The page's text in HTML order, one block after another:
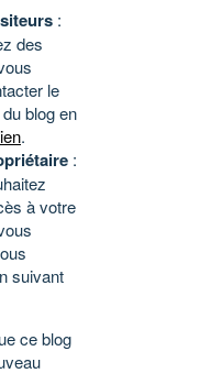
:
des
le
blog en
.
:
à votre
suivant
ce blog